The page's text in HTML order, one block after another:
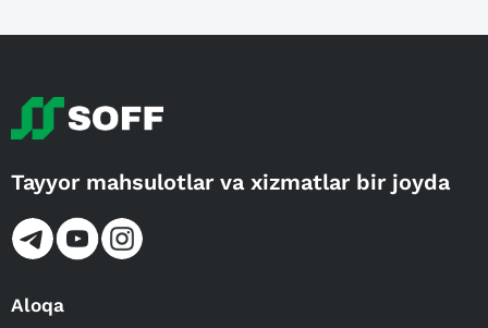
Tayyor mahsulotlar va xizmatlar bir joyda
Aloqa